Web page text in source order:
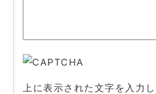
上に表示された文字を入力